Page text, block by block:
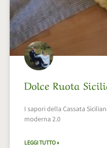
Dolce Ruota
I sapori della Cassata
moderna 2.0
LEGGI TUTTO »